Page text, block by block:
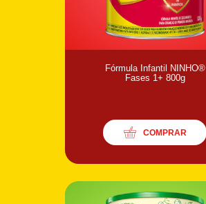
Fórmula Infantil NINHO®
Fases 1+ 800g
COMPRAR